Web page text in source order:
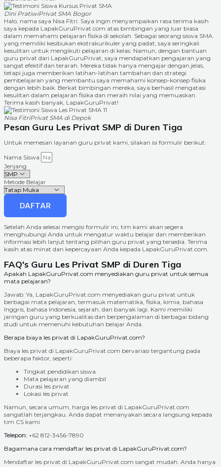
Dini PratiwiPrivat SMA Bogor
Halo, nama saya Nisa Fitri. Saya ingin menyampaikan rasa terima kasih
saya kepada LapakGuruPrivat.com atas bimbingan yang luar biasa
dalam memahami pelajaran fisika di sekolah. Sebagai seorang siswa SMA
yang memiliki kesibukan ekstrakurikuler yang padat, saya seringkali
kesulitan untuk mengikuti pelajaran di kelas. Namun, dengan bantuan
guru privat dari LapakGuruPrivat, saya mendapatkan pengajaran yang
sangat efektif dan terarah. Mereka tidak hanya mengajar dengan jelas,
tetapi juga memberikan latihan-latihan tambahan dan strategi
pembelajaran yang membantu saya memahami konsep-konsep fisika
dengan lebih baik. Berkat bimbingan mereka, saya berhasil mengatasi
kesulitan dalam pelajaran fisika dan meraih nilai yang memuaskan.
Terima kasih banyak, LapakGuruPrivat!
Nisa FitriPrivat SMA di Depok
Pesan Guru Les Privat SMP di Duren Tiga
Untuk memesan layanan guru privat kami, silakan isi formulir berikut:
Nama Siswa
Jenjang
Metode Belajar
DAFTAR
Setelah Anda selesai mengisi formulir ini, tim kami akan segera
menghubungi Anda untuk mengatur waktu belajar dan memberikan
informasi lebih lanjut tentang pilihan guru privat yang tersedia. Terima
kasih atas minat dan kepercayaan Anda kepada LapakGuruPrivat.com.
FAQ's Guru Les Privat SMP di Duren Tiga
Apakah LapakGuruPrivat.com menyediakan guru privat untuk semua
mata pelajaran?
Jawab: Ya, LapakGuruPrivat.com menyediakan guru privat untuk
berbagai mata pelajaran, termasuk matematika, fisika, kimia, bahasa
Inggris, bahasa Indonesia, sejarah, dan banyak lagi. Kami memiliki
jaringan guru yang berkualitas dan berpengalaman di berbagai bidang
studi untuk memenuhi kebutuhan belajar Anda.
Berapa biaya les privat di LapakGuruPrivat.com?
Biaya les privat di LapakGuruPrivat.com bervariasi tergantung pada
beberapa faktor, seperti:
Tingkat pendidikan siswa
Mata pelajaran yang diambil
Durasi les privat
Lokasi les privat
Namun, secara umum, harga les privat di LapakGuruPrivat.com
sangatlah terjangkau. Anda dapat menanyakan secara langsung kepada
tim CS kami
Telepon: +62 812-3456-7890
Bagaimana cara mendaftar les privat di LapakGuruPrivat.com?
Mendaftar les privat di LapakGuruPrivat.com sangat mudah. Anda hanya